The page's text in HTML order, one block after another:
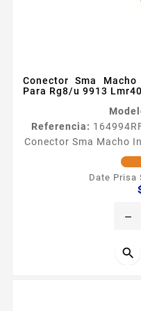
Conector Sma
Para Rg8/u 9913
Referencia: 164994
Conector Sma Macho
Rg8/u 9913 Lmr400
SMA Macho Inverso
RG8U LMR400 9913​
Date Prisa
remove
